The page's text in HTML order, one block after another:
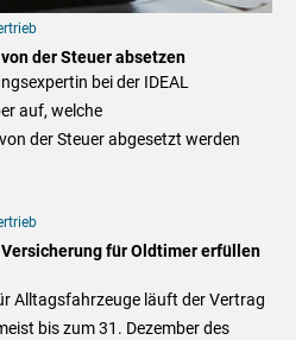
der Steuer absetzen
bei der IDEAL
auf, welche
der Steuer abgesetzt werden
für Oldtimer erfüllen
Alltagsfahrzeuge läuft der Vertrag
bis zum 31. Dezember des